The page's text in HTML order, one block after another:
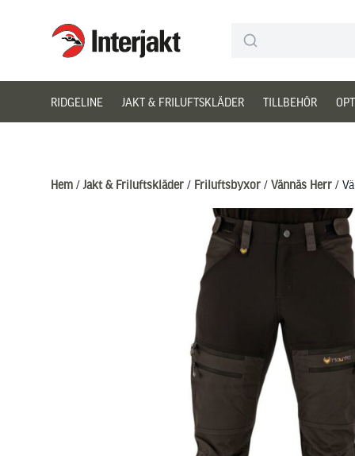
Interjakt SE
RIDGELINE JAKT & FRILUFTSKLÄDER TILLBEHÖR
Hem / Jakt & Friluftskläder / Friluftsbyxor / Vännäs Herr /